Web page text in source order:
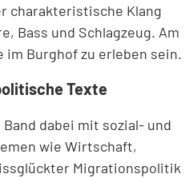
charakteristische Klang
Bass und Schlagzeug. Am
im Burghof zu erleben sein.
Texte
dabei mit sozial- und
wie Wirtschaft,
Migrationspolitik